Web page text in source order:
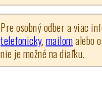
Pre osobný odber a viac
telefonicky,mailomalebo
nie je možné na diaľku.